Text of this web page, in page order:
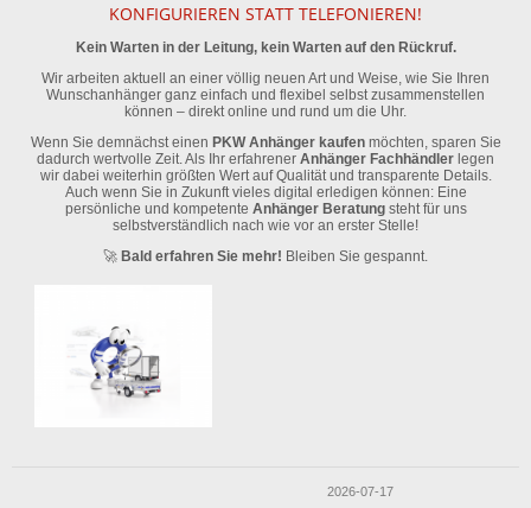
KONFIGURIEREN STATT TELEFONIEREN!
Kein Warten in der Leitung, kein Warten auf den Rückruf.
Wir arbeiten aktuell an einer völlig neuen Art und Weise, wie Sie Ihren
Wunschanhänger ganz einfach und flexibel selbst zusammenstellen
können – direkt online und rund um die Uhr.
Wenn Sie demnächst einen PKW Anhänger kaufenmöchten, sparen Sie
dadurch wertvolle Zeit. Als Ihr erfahrener Anhänger Fachhändler legen
wir dabei weiterhin größten Wert auf Qualität und transparente Details.
Auch wenn Sie in Zukunft vieles digital erledigen können: Eine
persönliche und kompetente Anhänger Beratungsteht für uns
selbstverständlich nach wie vor an erster Stelle!
🚀 Bald erfahren Sie mehr! Bleiben Sie gespannt.
2026-07-17